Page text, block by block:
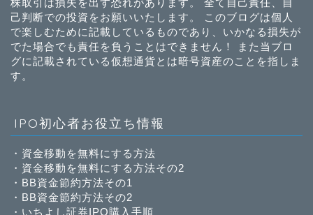
己判断での投資をお願いいたします。 このブログは個人
で楽しむために記載しているものであり、いかなる損失が
でた場合でも責任を負うことはできません！ また当ブロ
グに記載されている仮想通貨とは暗号資産のことを指しま
す。
IPO初心者お役立ち情報
・ 資金移動を無料にする方法
・ 資金移動を無料にする方法その2
・ BB資金節約方法その1
・ BB資金節約方法その2
・ いちよし証券IPO購入手順